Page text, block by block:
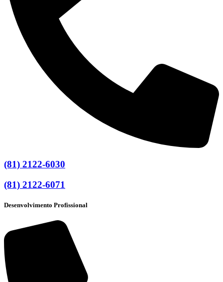
(81) 2122-6030
(81) 2122-6071
Desenvolvimento Profissional